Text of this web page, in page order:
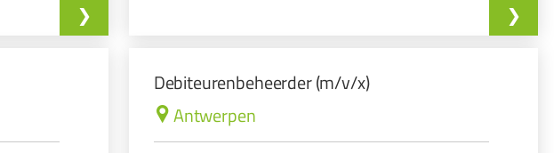
Debiteurenbeheerder (m/v/x)
Antwerpen